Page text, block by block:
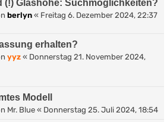
(!) Glashöhe: Suchmöglichkeiten?
berlyn « Freitag 6. Dezember 2024, 22:37
erhalten?
yyz « Donnerstag 21. November 2024,
Modell
Mr. Blue « Donnerstag 25. Juli 2024, 18:54